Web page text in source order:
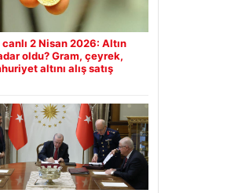
2 Nisan 2026: Altın
oldu? Gram, çeyrek,
altını alış satış